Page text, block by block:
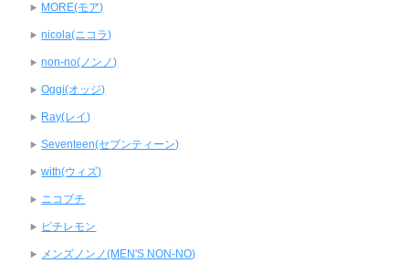
MORE(モア)
nicola(ニコラ)
non-no(ノンノ)
Oggi(オッジ)
Ray(レイ)
Seventeen(セブンティーン)
with(ウィズ)
ニコプチ
ピチレモン
メンズノンノ(MEN'S NON-NO)